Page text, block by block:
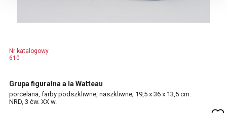
Nr katalogowy
610
Grupa figuralna a la Watteau
porcelana, farby podszkliwne, naszkliwne; 19,5 x 36 x 13,5 cm.
NRD, 3 ćw. XX w.